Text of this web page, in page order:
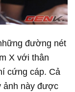
đường nét
X với thân
cứng cáp. Cả
ảnh này được